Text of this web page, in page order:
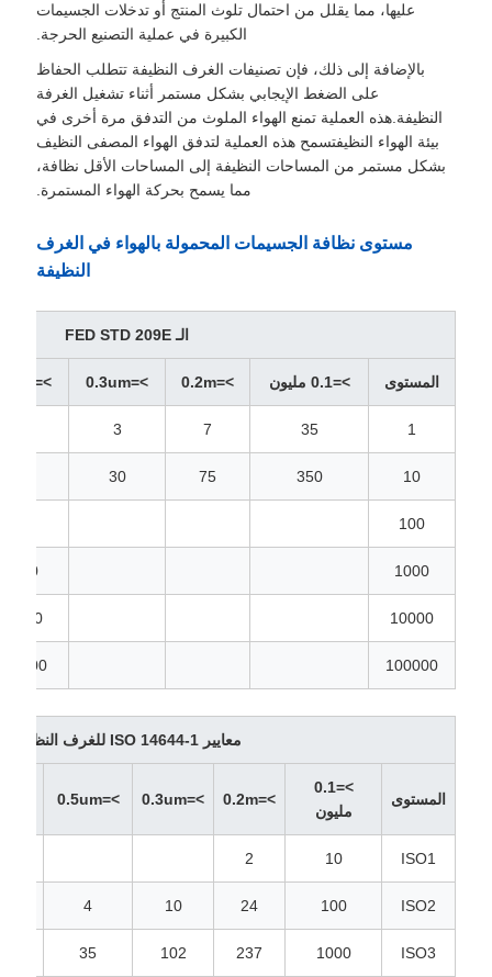
عليها، مما يقلل من احتمال تلوث المنتج أو تدخلات الجسيمات
الكبيرة في عملية التصنيع الحرجة.
بالإضافة إلى ذلك، فإن تصنيفات الغرف النظيفة تتطلب الحفاظ
على الضغط الإيجابي بشكل مستمر أثناء تشغيل الغرفة
النظيفة.هذه العملية تمنع الهواء الملوث من التدفق مرة أخرى في
بيئة الهواء النظيفتسمح هذه العملية لتدفق الهواء المصفى النظيف
بشكل مستمر من المساحات النظيفة إلى المساحات الأقل نظافة،
مما يسمح بحركة الهواء المستمرة.
مستوى نظافة الجسيمات المحمولة بالهواء في الغرف
النظيفة
الـ FED STD 209E
المستوى >=0.1 مليون >=0.2m
>=0.3um
>=0.5um
1
35
7
3
10
350
75
30
100
1000
1000
10000
100000
معايير ISO 14644-1 للغرف النظيفة
المستوى
>=0.1
مليون
>=0.2m
>=0.3um
>=0.5um
ISO1
10
2
ISO2
100
24
10
4
ISO3
1000
237
102
35